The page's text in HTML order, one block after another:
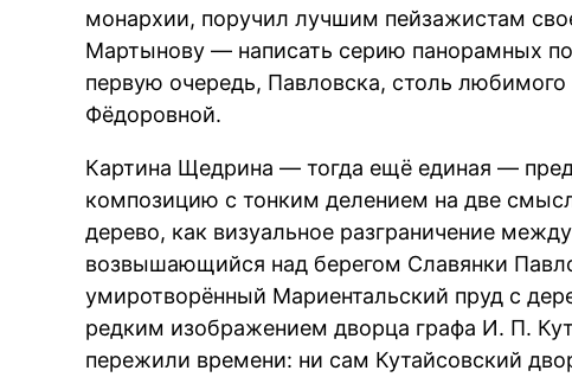
монархии, поручил лучшим пейзажистам
Мартынову — написать серию панорамных
первую очередь, Павловска, столь
Фёдоровной.
Картина Щедрина — тогда ещё единая —
композицию с тонким делением на две
дерево, как визуальное разграничение
возвышающийся над берегом Славянки
умиротворённый Мариентальский пруд с
редким изображением дворца графа И. П.
пережили времени: ни сам Кутайсовский